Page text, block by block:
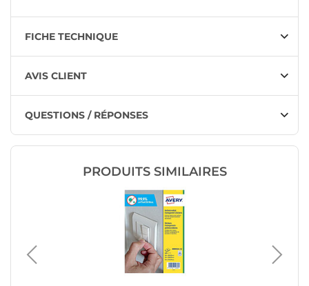
FICHE TECHNIQUE
AVIS CLIENT
QUESTIONS / RÉPONSES
PRODUITS SIMILAIRES